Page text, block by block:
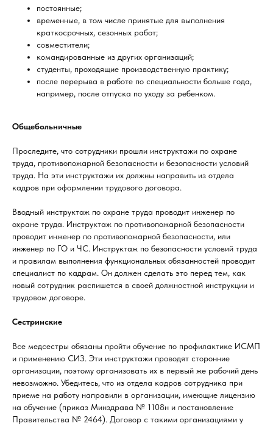
постоянные;
временные, в том числе принятые для выполнения
краткосрочных, сезонных работ;
совместители;
командированные из других организаций;
студенты, проходящие производственную практику;
после перерыва в работе по специальности больше года,
например, после отпуска по уходу за ребенком.
Общебольничные
Проследите, что сотрудники прошли инструктажи по охране
труда, противопожарной безопасности и безопасности условий
труда. На эти инструктажи их должны направить из отдела
кадров при оформлении трудового договора.
Вводный инструктаж по охране труда проводит инженер по
охране труда. Инструктаж по противопожарной безопасности
проводит инженер по противопожарной безопасности, или
инженер по ГО и ЧС. Инструктаж по безопасности условий труда
и правилам выполнения функциональных обязанностей проводит
специалист по кадрам. Он должен сделать это перед тем, как
новый сотрудник распишется в своей должностной инструкции и
трудовом договоре.
Сестринские
Все медсестры обязаны пройти обучение по профилактике ИСМП
и применению СИЗ. Эти инструктажи проводят сторонние
организации, поэтому организовать их в первый же рабочий день
невозможно. Убедитесь, что из отдела кадров сотрудника при
приеме на работу направили в организации, имеющие лицензию
на обучение (приказ Минздрава № 1108н и постановление
Правительства № 2464). Договор с такими организациями у